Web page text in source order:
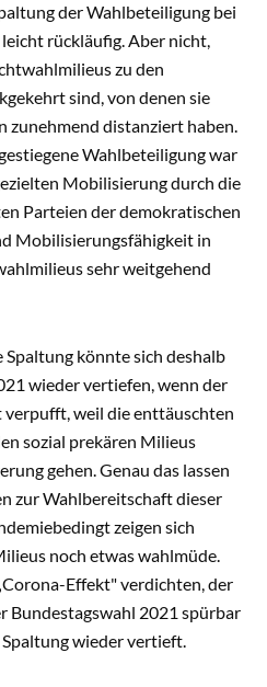
der Wahlbeteiligung bei
rückläufig. Aber nicht,
zu den
sind, von denen sie
zunehmend distanziert haben.
Wahlbeteiligung war
Mobilisierung durch die
Parteien der demokratischen
Mobilisierungsfähigkeit in
sehr weitgehend
könnte sich deshalb
wieder vertiefen, wenn der
weil die enttäuschten
sozial prekären Milieus
gehen. Genau das lassen
zur Wahlbereitschaft dieser
zeigen sich
noch etwas wahlmüde.
Effekt" verdichten, der
Bundestagswahl 2021 spürbar
wieder vertieft.